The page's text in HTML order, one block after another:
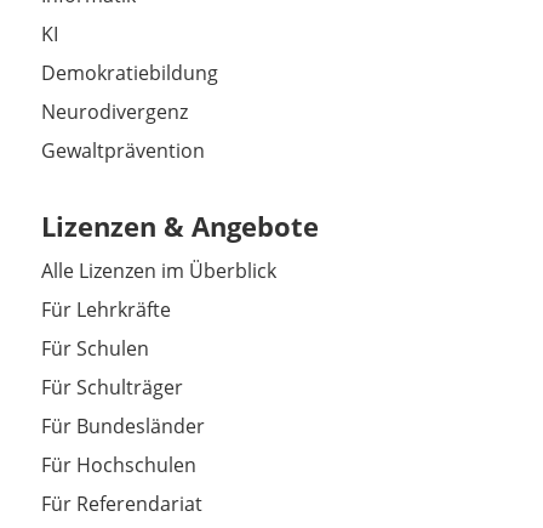
KI
Demokratiebildung
Neurodivergenz
Gewaltprävention
Lizenzen & Angebote
Alle Lizenzen im Überblick
Für Lehrkräfte
Für Schulen
Für Schulträger
Für Bundesländer
Für Hochschulen
Für Referendariat